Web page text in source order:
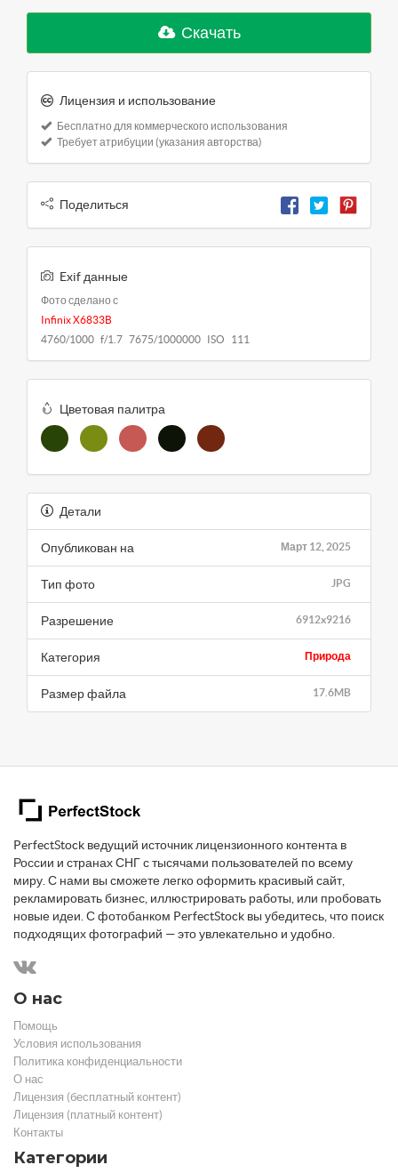
Скачать
Лицензия и использование
Бесплатно для коммерческого использования
Требует атрибуции (указания авторства)
Поделиться
Exif данные
Фото сделано с
Infinix X6833B
4760/1000 f/1.7 7675/1000000 ISO 111
Цветовая палитра
Детали
Март 12, 2025
Опубликован на
JPG
Тип фото
6912x9216
Разрешение
Природа
Категория
17.6MB
Размер файла
PerfectStock ведущий источник лицензионного контента в
России и странах СНГ с тысячами пользователей по всему
миру. С нами вы сможете легко оформить красивый сайт,
рекламировать бизнес, иллюстрировать работы, или пробовать
новые идеи. С фотобанком PerfectStock вы убедитесь, что поиск
подходящих фотографий — это увлекательно и удобно.
О нас
Помощь
Условия использования
Политика конфиденциальности
О нас
Лицензия (бесплатный контент)
Лицензия (платный контент)
Контакты
Категории